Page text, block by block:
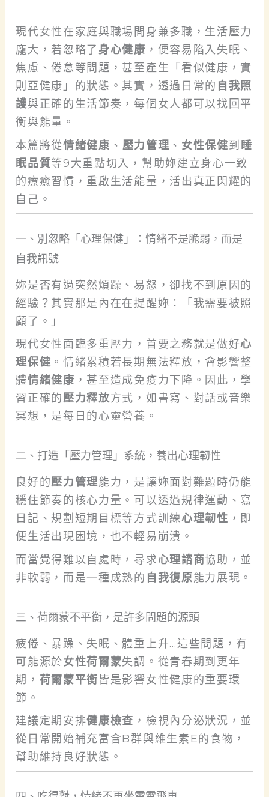
現代女性在家庭與職場間身兼多職，生活壓力
龐大，若忽略了身心健康 ，便容易陷入失眠、
焦慮、倦怠等問題，甚至產生「看似健康，實
則亞健康」的狀態。其實，透過日常的 自我照
護與正確的生活節奏，每個女人都可以找回平
衡與能量。
本篇將從情緒健康 、 壓力管理 、 女性保健到 睡
眠品質等9大重點切入，幫助妳建立身心一致
的療癒習慣，重啟生活能量，活出真正閃耀的
自己。
一、別忽略「心理保健」：情緒不是脆弱，而是
自我訊號
妳是否有過突然煩躁、易怒，卻找不到原因的
經驗？其實那是內在在提醒妳：「我需要被照
顧了。」
現代女性面臨多重壓力，首要之務就是做好心
理保健 。情緒累積若長期無法釋放，會影響整
體情緒健康 ，甚至造成免疫力下降。因此，學
習正確的壓力釋放方式，如書寫、對話或音樂
冥想，是每日的心靈營養。
二、打造「壓力管理」系統，養出心理韌性
良好的壓力管理能力，是讓妳面對難題時仍能
穩住節奏的核心力量。可以透過規律運動、寫
日記、規劃短期目標等方式訓練心理韌性 ，即
便生活出現困境，也不輕易崩潰。
而當覺得難以自處時，尋求心理諮商協助，並
非軟弱，而是一種成熟的 自我復原能力展現。
三、荷爾蒙不平衡，是許多問題的源頭
疲倦、暴躁、失眠、體重上升…這些問題，有
可能源於女性荷爾蒙失調。從青春期到更年
期， 荷爾蒙平衡皆是影響女性健康的重要環
節。
建議定期安排健康檢查 ，檢視內分泌狀況，並
從日常開始補充富含B群與維生素E的食物，
幫助維持良好狀態。